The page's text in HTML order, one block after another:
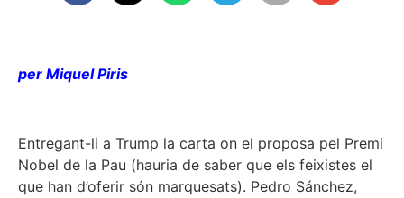
per Miquel Piris
Entregant-li a Trump la carta on el proposa pel Premi
Nobel de la Pau (hauria de saber que els feixistes el
que han d’oferir són marquesats). Pedro Sánchez,